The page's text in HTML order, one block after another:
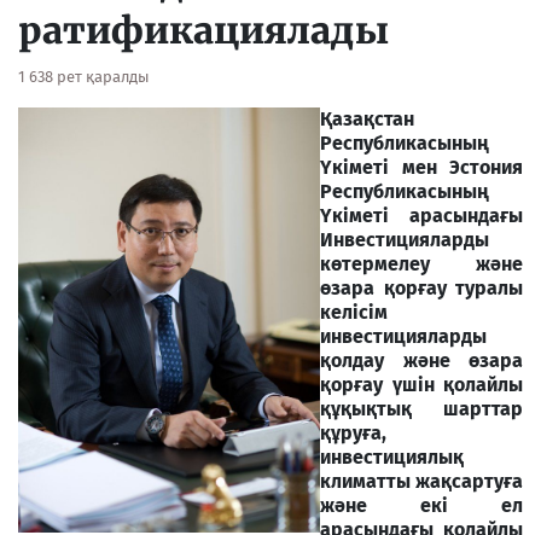
ратификациялады
1 638 рет қаралды
Қазақстан
Республикасының
Үкіметі мен Эстония
Республикасының
Үкіметі арасындағы
Инвестицияларды
көтермелеу және
өзара қорғау туралы
келісім
инвестицияларды
қолдау және өзара
қорғау үшін қолайлы
құқықтық шарттар
құруға,
инвестициялық
климатты жақсартуға
және екі ел
арасындағы қолайлы